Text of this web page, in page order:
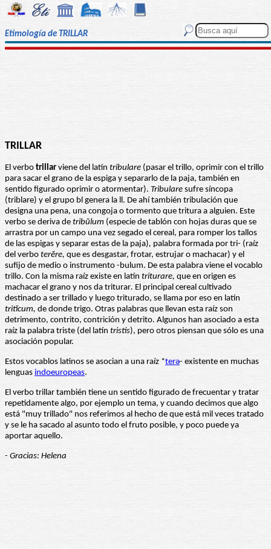
Etimología de TRILLAR
TRILLAR
El verbo trillar viene del latín tribulare (pasar el trillo, oprimir con el trillo
para sacar el grano de la espiga y separarlo de la paja, también en
sentido figurado oprimir o atormentar). Tribulare sufre síncopa
(triblare) y el grupo bl genera la ll. De ahí también tribulación que
designa una pena, una congoja o tormento que tritura a alguien. Este
verbo se deriva de tribŭlum (especie de tablón con hojas duras que se
arrastra por un campo una vez segado el cereal, para romper los tallos
de las espigas y separar estas de la paja), palabra formada por tri- (raíz
del verbo terĕre, que es desgastar, frotar, estrujar o machacar) y el
sufijo de medio o instrumento -bulum. De esta palabra viene el vocablo
trillo. Con la misma raíz existe en latín triturare, que en origen es
machacar el grano y nos da triturar. El principal cereal cultivado
destinado a ser trillado y luego triturado, se llama por eso en latín
tritĭcum, de donde trigo. Otras palabras que llevan esta raíz son
detrimento, contrito, contrición y detrito. Algunos han asociado a esta
raíz la palabra triste (del latín tristis), pero otros piensan que sólo es una
asociación popular.
Estos vocablos latinos se asocian a una raíz *terə- existente en muchas
lenguas indoeuropeas.
El verbo trillar también tiene un sentido figurado de frecuentar y tratar
repetidamente algo, por ejemplo un tema, y cuando decimos que algo
está "muy trillado" nos referimos al hecho de que está mil veces tratado
y se le ha sacado al asunto todo el fruto posible, y poco puede ya
aportar aquello.
- Gracias: Helena